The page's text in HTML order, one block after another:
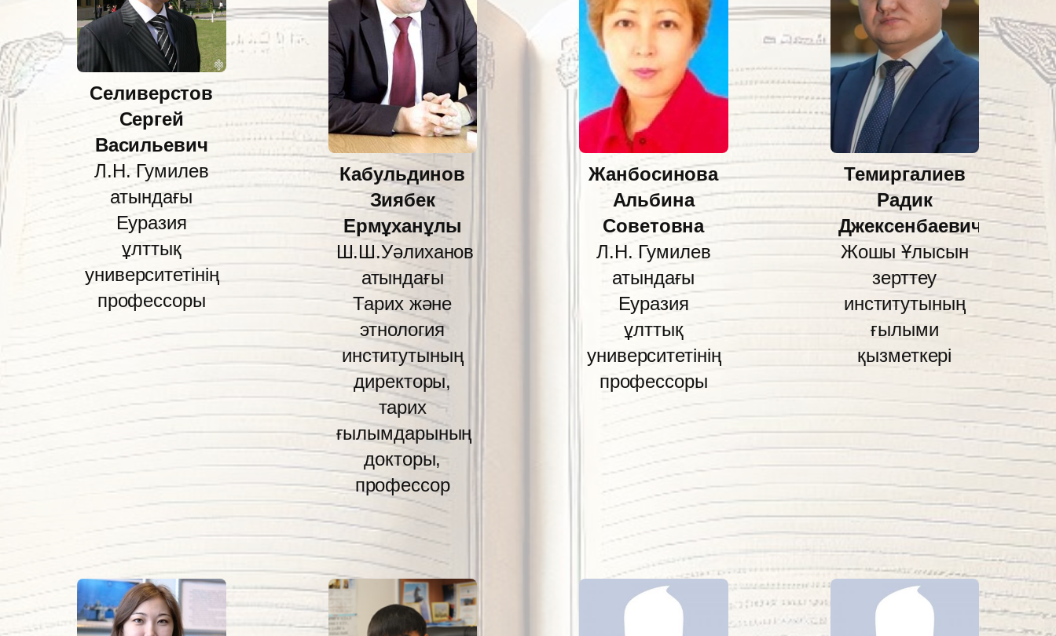
Селиверстов
Сергей
Васильевич
Л.Н. Гумилев
атындағы
Еуразия
ұлттық
университетінің
профессоры
Кабульдинов
Зиябек
Ермұханұлы
Ш.Ш.Уәлиханов
атындағы
Тарих және
этнология
институтының
директоры,
тарих
ғылымдарының
докторы,
профессор
Жанбосинова
Альбина
Советовна
Л.Н. Гумилев
атындағы
Еуразия
ұлттық
университетінің
профессоры
Темиргалиев
Радик
Джексенбаевич
Жошы Ұлысын
зерттеу
институтының
ғылыми
қызметкері